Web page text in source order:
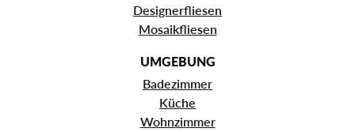
Designerfliesen
Mosaikfliesen
UMGEBUNG
Badezimmer
Küche
Wohnzimmer